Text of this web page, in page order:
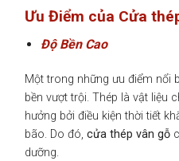
Ưu Điểm của Cửa
Độ Bền Cao
Một trong những ưu điểm nổi
bền vượt trội. Thép là vật liệu
hưởng bởi điều kiện thời tiết
bão. Do đó, cửa thép vân gỗ
dưỡng.